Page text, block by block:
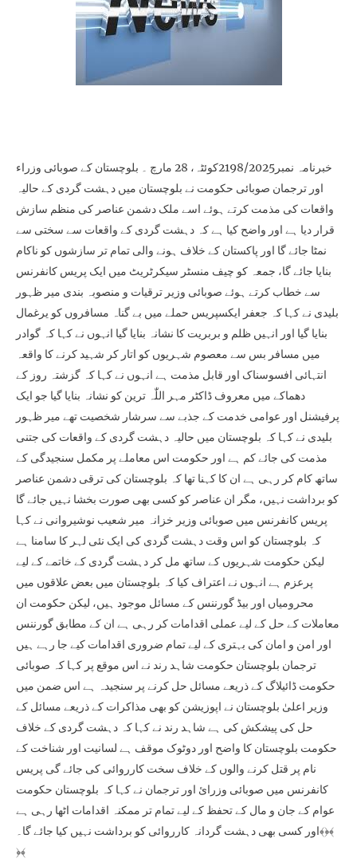
خبرنامہ نمبر2198/2025کوئٹہ، 28 مارچ ۔ بلوچستان کے صوبائی وزراء
اور ترجمان صوبائی حکومت نے بلوچستان میں دہشت گردی کے حالیہ
واقعات کی مذمت کرتے ہوئے اسے ملک دشمن عناصر کی منظم سازش
قرار دیا ہے اور واضح کیا ہے کہ دہشت گردی کے واقعات سے سختی سے
نمٹا جائے گا اور پاکستان کے خلاف ہونے والی تمام تر سازشوں کو ناکام
بنایا جائے گا، جمعہ کو چیف منسٹر سیکرٹریٹ میں ایک پریس کانفرنس
سے خطاب کرتے ہوئے صوبائی وزیر ترقیات و منصوبہ بندی میر ظہور
بلیدی نے کہا کہ جعفر ایکسپریس حملے میں بے گناہ مسافروں کو یرغمال
بنایا گیا اور انہیں ظلم و بربریت کا نشانہ بنایا گیا انہوں نے کہا کہ گوادر
میں مسافر بس سے معصوم شہریوں کو اتار کر شہید کرنے کا واقعہ
انتہائی افسوسناک اور قابل مذمت ہے انہوں نے کہا کہ گزشتہ روز کے
دھماکے میں معروف ڈاکٹر مہر اللّٰہ ترین کو نشانہ بنایا گیا جو ایک
پرفیشنل اور عوامی خدمت کے جذبے سے سرشار شخصیت تھے میر ظہور
بلیدی نے کہا کہ بلوچستان میں حالیہ دہشت گردی کے واقعات کی جتنی
مذمت کی جائے کم ہے اور حکومت اس معاملے پر مکمل سنجیدگی کے
ساتھ کام کر رہی ہے ان کا کہنا تھا کہ بلوچستان کی ترقی دشمن عناصر
کو برداشت نہیں، مگر ان عناصر کو کسی بھی صورت بخشا نہیں جائے گا
پریس کانفرنس میں صوبائی وزیر خزانہ میر شعیب نوشیروانی نے کہا
کہ بلوچستان کو اس وقت دہشت گردی کی ایک نئی لہر کا سامنا ہے
لیکن حکومت شہریوں کے ساتھ مل کر دہشت گردی کے خاتمے کے لیے
پرعزم ہے انہوں نے اعتراف کیا کہ بلوچستان میں بعض علاقوں میں
محرومیاں اور بیڈ گورننس کے مسائل موجود ہیں، لیکن حکومت ان
معاملات کے حل کے لیے عملی اقدامات کر رہی ہے ان کے مطابق گورننس
اور امن و امان کی بہتری کے لیے تمام ضروری اقدامات کیے جا رہے ہیں
ترجمان بلوچستان حکومت شاہد رند نے اس موقع پر کہا کہ صوبائی
حکومت ڈائیلاگ کے ذریعے مسائل حل کرنے پر سنجیدہ ہے اس ضمن میں
وزیر اعلیٰ بلوچستان نے اپوزیشن کو بھی مذاکرات کے ذریعے مسائل کے
حل کی پیشکش کی ہے شاہد رند نے کہا کہ دہشت گردی کے خلاف
حکومت بلوچستان کا واضح اور دوٹوک موقف ہے لسانیت اور شناخت کے
نام پر قتل کرنے والوں کے خلاف سخت کارروائی کی جائے گی پریس
کانفرنس میں صوبائی وزرائ اور ترجمان نے کہا کہ بلوچستان حکومت
عوام کے جان و مال کے تحفظ کے لیے تمام تر ممکنہ اقدامات اٹھا رہی ہے
اور کسی بھی دہشت گردانہ کارروائی کو برداشت نہیں کیا جائے گا۔﴾﴿﴾
﴿﴾